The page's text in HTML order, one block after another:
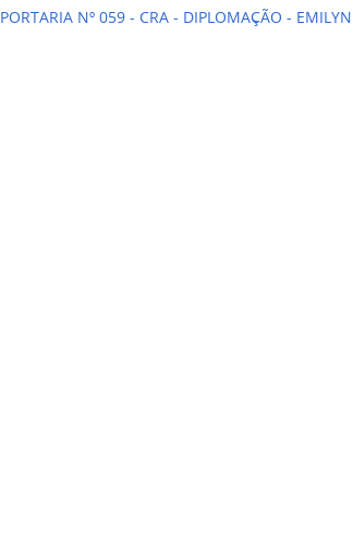
PORTARIA Nº 059 - CRA - DIPLOMAÇÃO -